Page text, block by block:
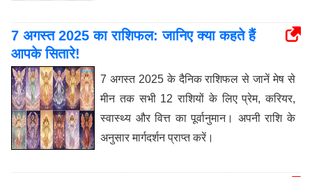
7 अगस्त 2025 का राशिफल: जानिए क्या कहते हैं
आपके सितारे!
7 अगस्त 2025 के दैनिक राशिफल से जानें मेष से
मीन तक सभी 12 राशियों के लिए प्रेम, करियर,
स्वास्थ्य और वित्त का पूर्वानुमान। अपनी राशि के
अनुसार मार्गदर्शन प्राप्त करें।